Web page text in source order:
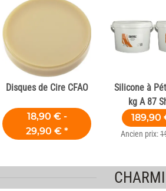
Disques de Cire CFAO
18,90 € -
29,90 € *
Silicone à
kg A 87
189,90
Ancien prix: